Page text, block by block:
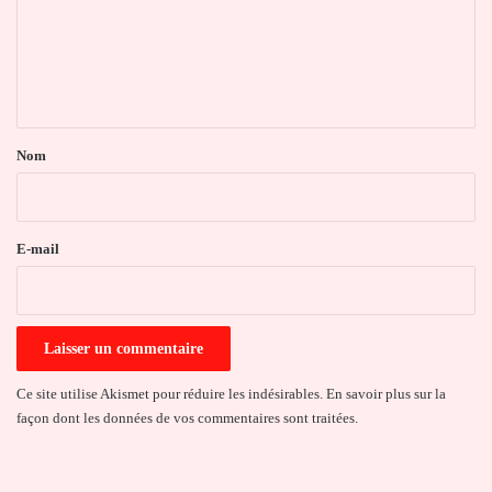
a
e
Nom
E-mail
Ce site utilise Akismet pour réduire les indésirables. En savoir plus sur la
façon dont les données de vos commentaires sont traitées.